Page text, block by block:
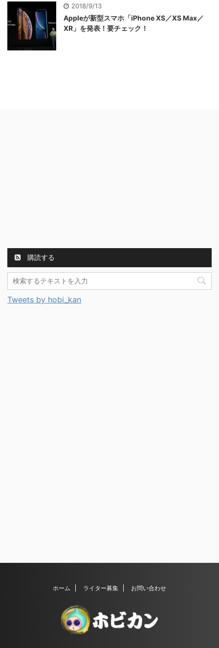
2018/9/13
Appleが新型スマホ「iPhone XS／XS Max／
XR」を発表！要チェック！
購読する
Tweets by hobi_kan
ホーム ライター募集 お問い合わせ